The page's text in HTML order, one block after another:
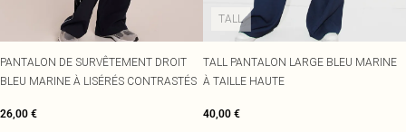
PANTALON DE SURVÊTEMENT DROIT
BLEU MARINE À LISÉRÉS CONTRASTÉS
26,00 €
TALL
TALL PANTALON LARGE BLEU MARINE
À TAILLE HAUTE
40,00 €